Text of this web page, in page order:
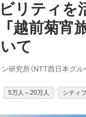
リティ
前菊宵
て
研究所（NTT西日本グル
5万人～20万人 シティ